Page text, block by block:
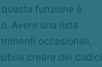
funzione è
Avere una lista
occasionali,
creare dei codici